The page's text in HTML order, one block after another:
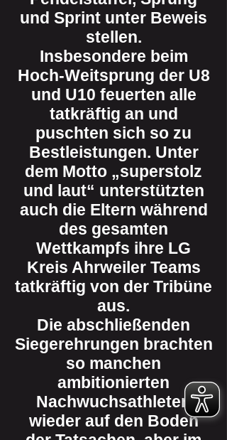
und Sprint unter Beweis
stellen.
Insbesondere beim
Hoch-Weitsprung der U8
und U10 feuerten alle
tatkräftig an und
puschten sich so zu
Bestleistungen. Unter
dem Motto „superstolz
und laut“ unterstützten
auch die Eltern während
des gesamten
Wettkampfs ihre LG
Kreis Ahrweiler Teams
tatkräftig von der Tribüne
aus.
Die abschließenden
Siegerehrungen brachten
so manchen
ambitionierten
Nachwuchsathleten
wieder auf den Boden